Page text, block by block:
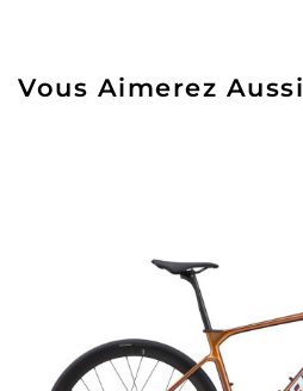
Vous Aimerez Aussi